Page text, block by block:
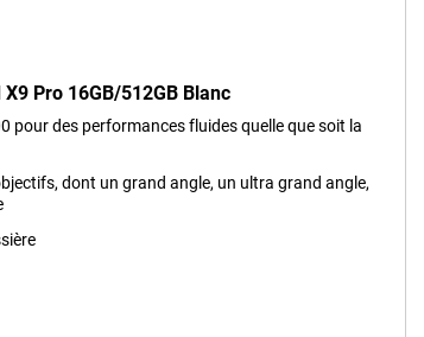
Pro 16GB/512GB Blanc
pour des performances fluides quelle que soit la
dont un grand angle, un ultra grand angle,